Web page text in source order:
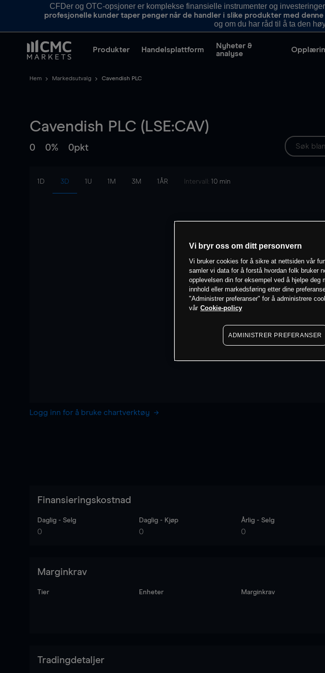
CFDer og OTC-opsjoner er komplekse finansielle instrumenter og
profesjonelle kunder taper penger når de handler i slike produkter med
og om du har råd til å ta den
Produkter Handelsplattform
Nyheter &
analyse
Hem Markedsutvalg Cavendish PLC
Cavendish PLC (LSE:CAV)
0 0% 0pkt
1D 3D 1U 1M 3M 1ÅR Intervall: 10 min
Logg inn for å bruke chartverktøy
Finansieringskostnad
Daglig - Selg
0
Daglig - Kjøp
0
Årlig - Selg
0
Marginkrav
Tier Enheter Marginkrav
Tradingdetaljer
Vi bryr oss om ditt personvern
Vi bruker cookies for å sikre at nettsiden vår
samler vi data for å forstå hvordan folk bruker
opplevelsen din for eksempel ved å hjelpe
innhold eller markedsføring etter dine
"Administrer preferanser" for å administrere
vår Cookie-policy
ADMINISTRER PREFERANSER